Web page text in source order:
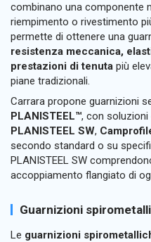
combinano una componente
riempimento o rivestimento
permette di ottenere una
resistenza meccanica,
prestazioni di tenuta più
piane tradizionali.
Carrara propone guarnizioni
PLANISTEEL™, con soluzioni
PLANISTEEL SW,
secondo standard o su
PLANISTEEL SW
accoppiamento flangiato di
Guarnizioni
Le guarnizioni